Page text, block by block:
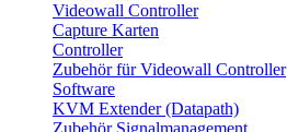
Videowall Controller
Capture Karten
Controller
Zubehör für Videowall Controller
Software
KVM Extender (Datapath)
Zubehör Signalmanagement